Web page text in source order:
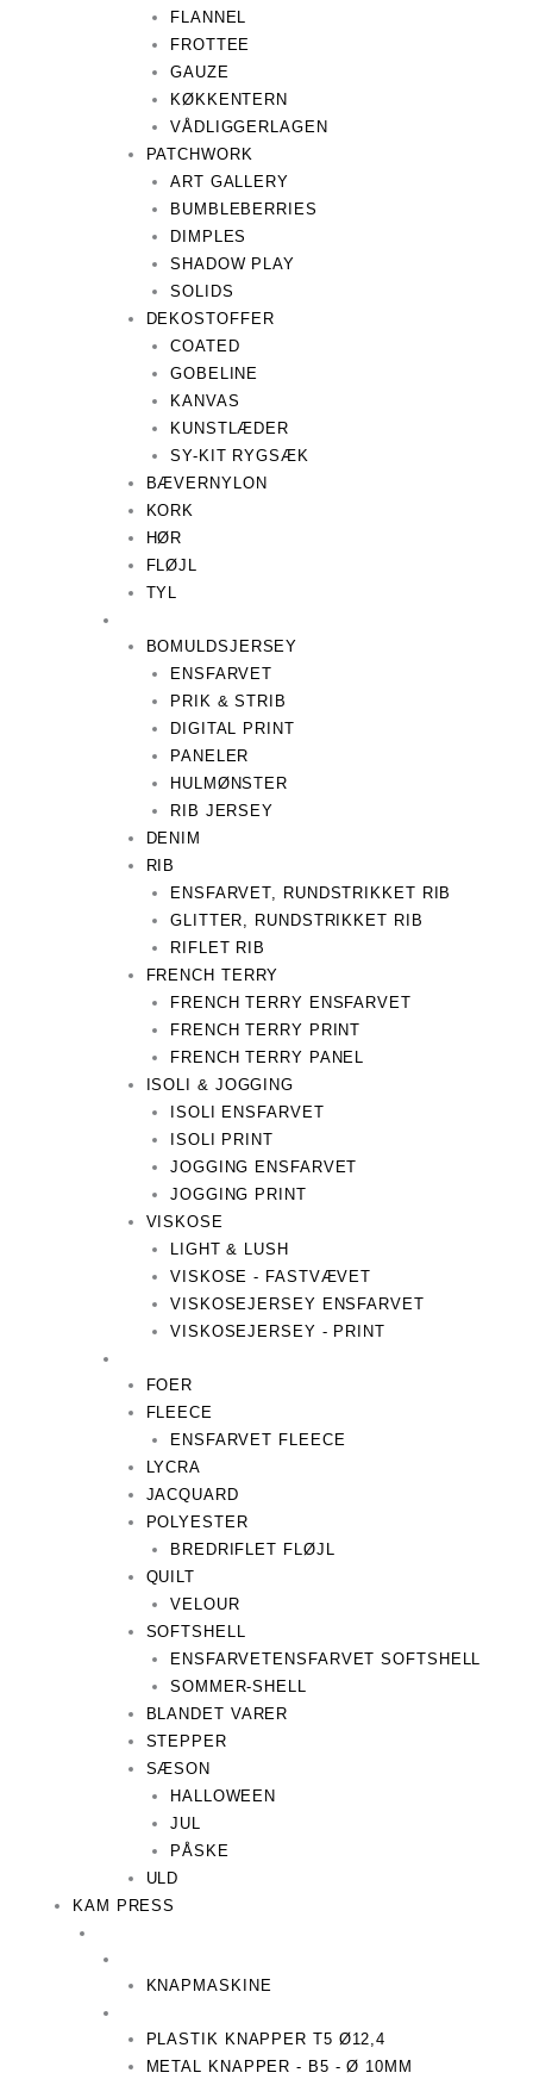
FLANNEL
FROTTEE
GAUZE
KØKKENTERN
VÅDLIGGERLAGEN
PATCHWORK
ART GALLERY
BUMBLEBERRIES
DIMPLES
SHADOW PLAY
SOLIDS
DEKOSTOFFER
COATED
GOBELINE
KANVAS
KUNSTLÆDER
SY-KIT RYGSÆK
BÆVERNYLON
KORK
HØR
FLØJL
TYL
BOMULDSJERSEY
ENSFARVET
PRIK & STRIB
DIGITAL PRINT
PANELER
HULMØNSTER
RIB JERSEY
DENIM
RIB
ENSFARVET, RUNDSTRIKKET RIB
GLITTER, RUNDSTRIKKET RIB
RIFLET RIB
FRENCH TERRY
FRENCH TERRY ENSFARVET
FRENCH TERRY PRINT
FRENCH TERRY PANEL
ISOLI & JOGGING
ISOLI ENSFARVET
ISOLI PRINT
JOGGING ENSFARVET
JOGGING PRINT
VISKOSE
LIGHT & LUSH
VISKOSE - FASTVÆVET
VISKOSEJERSEY ENSFARVET
VISKOSEJERSEY - PRINT
FOER
FLEECE
ENSFARVET FLEECE
LYCRA
JACQUARD
POLYESTER
BREDRIFLET FLØJL
QUILT
VELOUR
SOFTSHELL
ENSFARVETENSFARVET SOFTSHELL
SOMMER-SHELL
BLANDET VARER
STEPPER
SÆSON
HALLOWEEN
JUL
PÅSKE
ULD
KAM PRESS
KNAPMASKINE
PLASTIK KNAPPER T5 Ø12,4
METAL KNAPPER - B5 - Ø 10MM